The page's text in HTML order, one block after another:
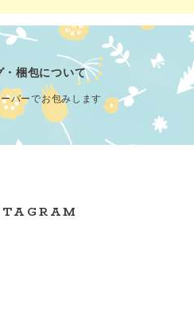
・梱包について
パーでお包みします